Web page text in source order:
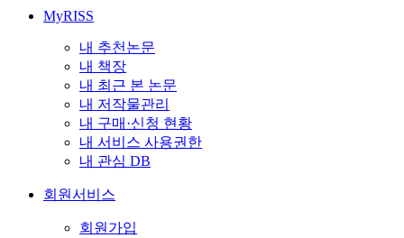
MyRISS
내 추천논문
내 책장
내 최근 본 논문
내 저작물관리
내 구매·신청 현황
내 서비스 사용권한
내 관심 DB
회원서비스
회원가입